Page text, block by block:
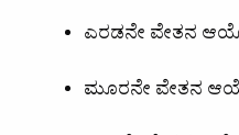
ಎರಡನೇ ವೇತನ
ಮೂರನೇ ವೇತನ